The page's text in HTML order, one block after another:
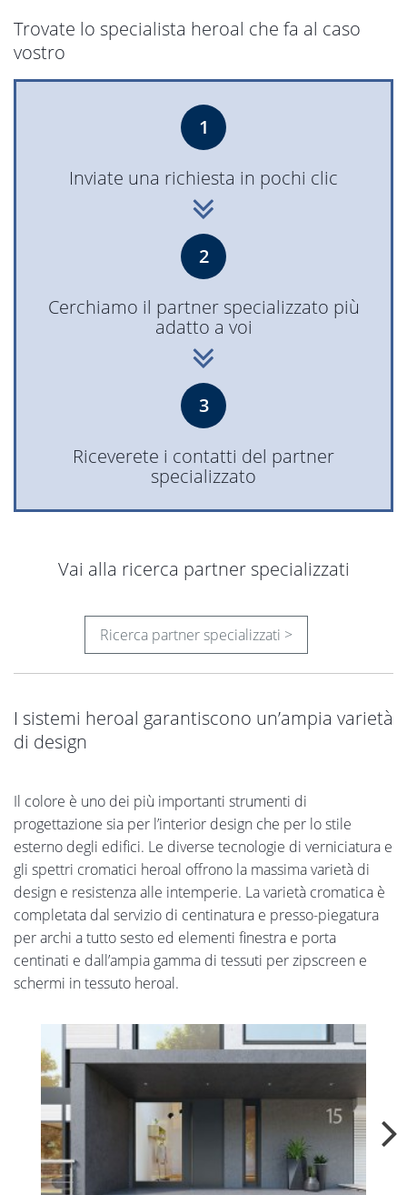
Trovate lo specialista heroal che fa al caso
vostro
1
Inviate una richiesta in pochi clic
2
Cerchiamo il partner specializzato più
adatto a voi
3
Riceverete i contatti del partner
specializzato
Vai alla ricerca partner specializzati
Ricerca partner specializzati >
I sistemi heroal garantiscono un’ampia varietà
di design
Il colore è uno dei più importanti strumenti di
progettazione sia per l’interior design che per lo stile
esterno degli edifici. Le diverse tecnologie di verniciatura e
gli spettri cromatici heroal offrono la massima varietà di
design e resistenza alle intemperie. La varietà cromatica è
completata dal servizio di centinatura e presso-piegatura
per archi a tutto sesto ed elementi finestra e porta
centinati e dall’ampia gamma di tessuti per zipscreen e
schermi in tessuto heroal.